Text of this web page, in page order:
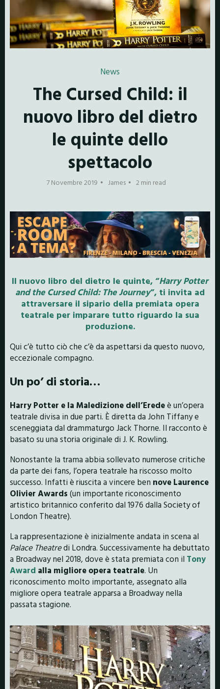
News
The Cursed Child: il
nuovo libro del dietro
le quinte dello
spettacolo
7 Novembre 2019 James 2 min read
Il nuovo libro del dietro le quinte, “Harry Potter
and the Cursed Child: The Journey”, ti invita ad
attraversare il sipario della premiata opera
teatrale per imparare tutto riguardo la sua
produzione.
Qui c’è tutto ciò che c’è da aspettarsi da questo nuovo,
eccezionale compagno.
Un po’ di storia…
Harry Potter e la Maledizione dell’Eredeè un’opera
teatrale divisa in due parti. È diretta da John Tiffany e
sceneggiata dal drammaturgo Jack Thorne. Il racconto è
basato su una storia originale di J. K. Rowling.
Nonostante la trama abbia sollevato numerose critiche
da parte dei fans, l’opera teatrale ha riscosso molto
successo. Infatti è riuscita a vincere ben nove Laurence
Olivier Awards (un importante riconoscimento
artistico britannico conferito dal 1976 dalla Society of
London Theatre).
La rappresentazione è inizialmente andata in scena al
Palace Theatredi Londra. Successivamente ha debuttato
a Broadway nel 2018, dove è stata premiata con il Tony
Award alla migliore opera teatrale. Un
riconoscimento molto importante, assegnato alla
migliore opera teatrale apparsa a Broadway nella
passata stagione.